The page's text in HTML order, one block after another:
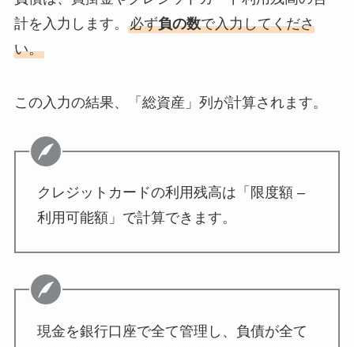
計を入力します。 必ず負の数で入力してくださ
い。
この入力の結果、「総資産」列が計算されます。
クレジットカードの利用残高は「限度額 –
利用可能額」で計算できます。
現金を銀行口座で全て管理し、負債が全て